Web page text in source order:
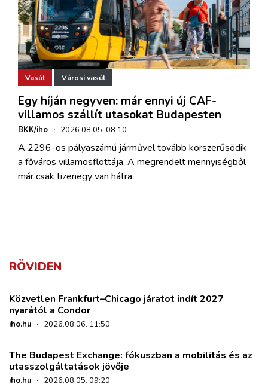
Vasút Városi vasút
Egy híján negyven: már ennyi új CAF-
villamos szállít utasokat Budapesten
BKK/iho · 2026.08.05. 08:10
A 2296-os pályaszámú járművel tovább korszerűsödik
a főváros villamosflottája. A megrendelt mennyiségből
már csak tizenegy van hátra.
RÖVIDEN
Közvetlen Frankfurt–Chicago járatot indít 2027
nyarától a Condor
iho.hu · 2026.08.06. 11:50
The Budapest Exchange: fókuszban a mobilitás és az
utasszolgáltatások jövője
iho.hu · 2026.08.05. 09:20